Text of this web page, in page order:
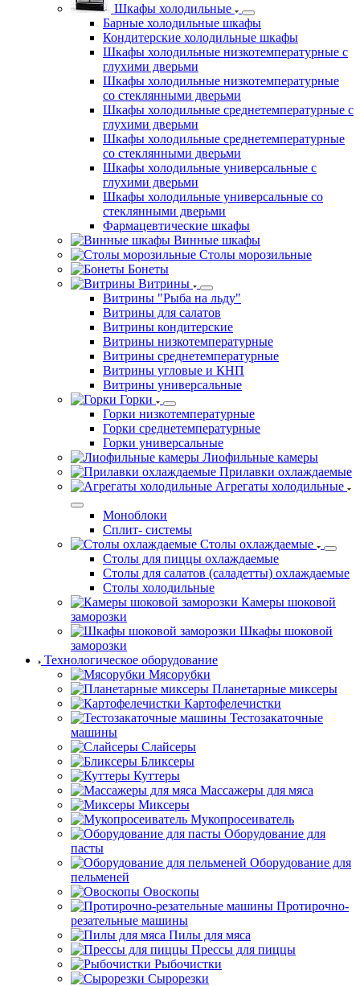
Шкафы холодильные
Барные холодильные шкафы
Кондитерские холодильные шкафы
Шкафы холодильные низкотемпературные с
глухими дверьми
Шкафы холодильные низкотемпературные
со стеклянными дверьми
Шкафы холодильные среднетемпературные с
глухими дверьми
Шкафы холодильные среднетемпературные
со стеклянными дверьми
Шкафы холодильные универсальные с
глухими дверьми
Шкафы холодильные универсальные со
стеклянными дверьми
Фармацевтические шкафы
Винные шкафы
Столы морозильные
Бонеты
Витрины
Витрины "Рыба на льду"
Витрины для салатов
Витрины кондитерские
Витрины низкотемпературные
Витрины среднетемпературные
Витрины угловые и КНП
Витрины универсальные
Горки
Горки низкотемпературные
Горки среднетемпературные
Горки универсальные
Лиофильные камеры
Прилавки охлаждаемые
Агрегаты холодильные
Моноблоки
Сплит- системы
Столы охлаждаемые
Столы для пиццы охлаждаемые
Столы для салатов (саладетты) охлаждаемые
Столы холодильные
Камеры шоковой
заморозки
Шкафы шоковой
заморозки
Технологическое оборудование
Мясорубки
Планетарные миксеры
Картофелечистки
Тестозакаточные
машины
Слайсеры
Бликсеры
Куттеры
Массажеры для мяса
Миксеры
Мукопросеиватель
Оборудование для
пасты
Оборудование для
пельменей
Овоскопы
Протирочно-
резательные машины
Пилы для мяса
Прессы для пиццы
Рыбочистки
Сырорезки